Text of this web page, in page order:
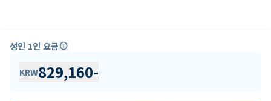
성인 1인 요금info
KRW829,160-